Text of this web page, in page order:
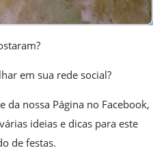
em sua rede social?
da nossa Página no Facebook,
ideias e dicas para este
de festas.